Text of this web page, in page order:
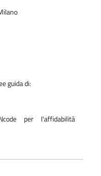
guida di:
per l'affidabilità